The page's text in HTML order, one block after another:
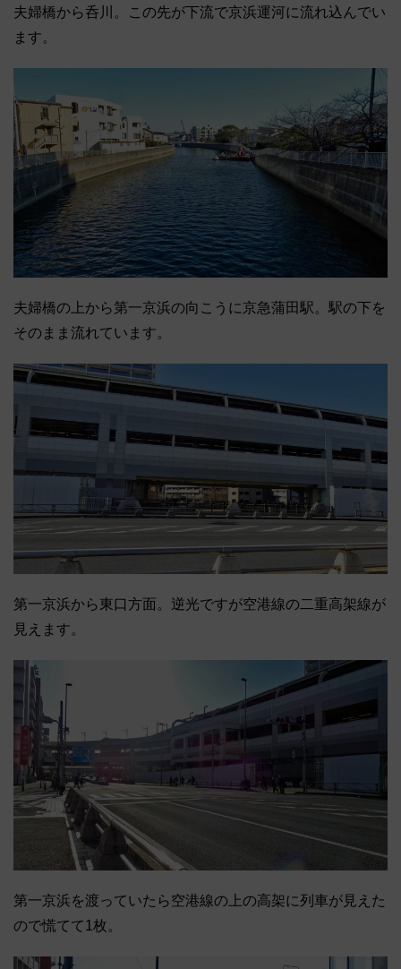
夫婦橋から呑川。この先が下流で京浜運河に流れ込んでい
ます。
夫婦橋の上から第一京浜の向こうに京急蒲田駅。駅の下を
そのまま流れています。
第一京浜から東口方面。逆光ですが空港線の二重高架線が
見えます。
第一京浜を渡っていたら空港線の上の高架に列車が見えた
ので慌てて1枚。